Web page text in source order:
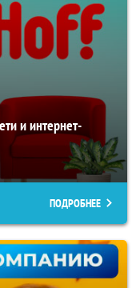
и интернет-
ПОДРОБНЕЕ